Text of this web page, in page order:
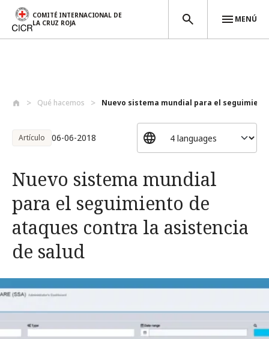
COMITÉ INTERNACIONAL DE
LA CRUZ ROJA
MENÚ
Qué hacemos Nuevo sistema mundial para el
Artículo 06-06-2018
Nuevo sistema mundial
para el seguimiento de
ataques contra la asistencia
de salud